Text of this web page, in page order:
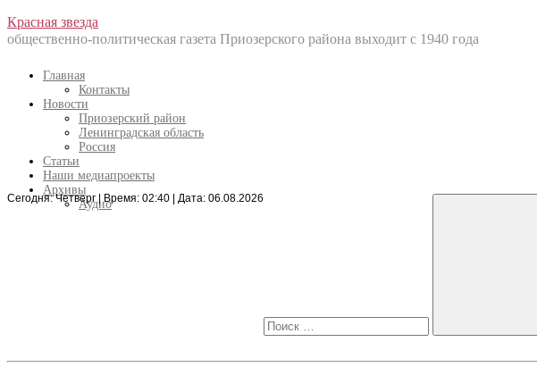
Перейти
к
Красная звезда
общественно-политическая газета Приозерского района выходит с 1940 года
Главная
Контакты
Новости
Приозерский район
Ленинградская область
Россия
Статьи
Наши медиапроекты
Архивы
Аудио
Сегодня: Четверг | Время: 02:40 | Дата: 06.08.2026